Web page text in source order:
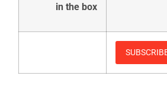
in the box